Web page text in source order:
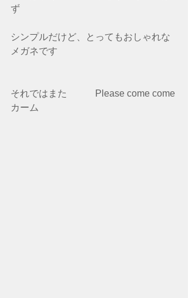
ず
シンプルだけど、とってもおしゃれな
メガネです
それではまた　　　Please come come
カーム